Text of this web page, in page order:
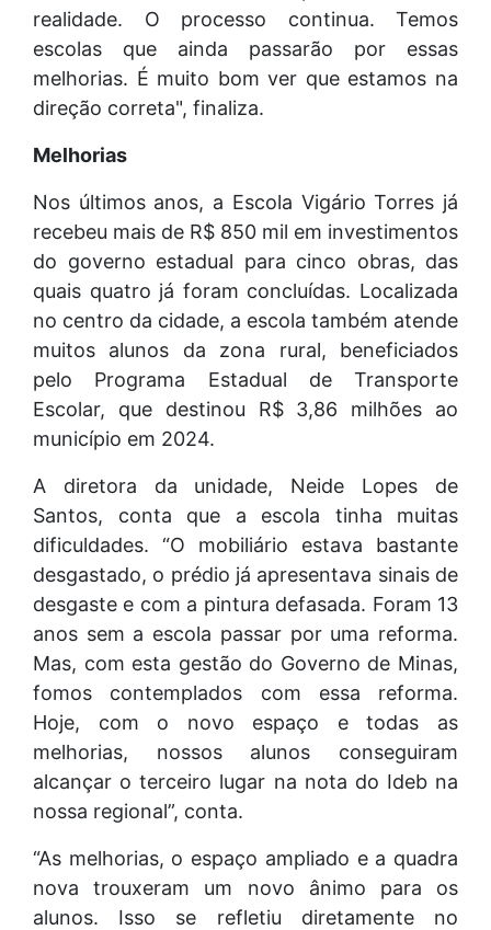
realidade. O processo continua. Temos
escolas que ainda passarão por essas
melhorias. É muito bom ver que estamos na
direção correta", finaliza.
Melhorias
Nos últimos anos, a Escola Vigário Torres já
recebeu mais de R$ 850 mil em investimentos
do governo estadual para cinco obras, das
quais quatro já foram concluídas. Localizada
no centro da cidade, a escola também atende
muitos alunos da zona rural, beneficiados
pelo Programa Estadual de Transporte
Escolar, que destinou R$ 3,86 milhões ao
município em 2024.
A diretora da unidade, Neide Lopes de
Santos, conta que a escola tinha muitas
dificuldades. “O mobiliário estava bastante
desgastado, o prédio já apresentava sinais de
desgaste e com a pintura defasada. Foram 13
anos sem a escola passar por uma reforma.
Mas, com esta gestão do Governo de Minas,
fomos contemplados com essa reforma.
Hoje, com o novo espaço e todas as
melhorias, nossos alunos conseguiram
alcançar o terceiro lugar na nota do Ideb na
nossa regional”, conta.
“As melhorias, o espaço ampliado e a quadra
nova trouxeram um novo ânimo para os
alunos. Isso se refletiu diretamente no